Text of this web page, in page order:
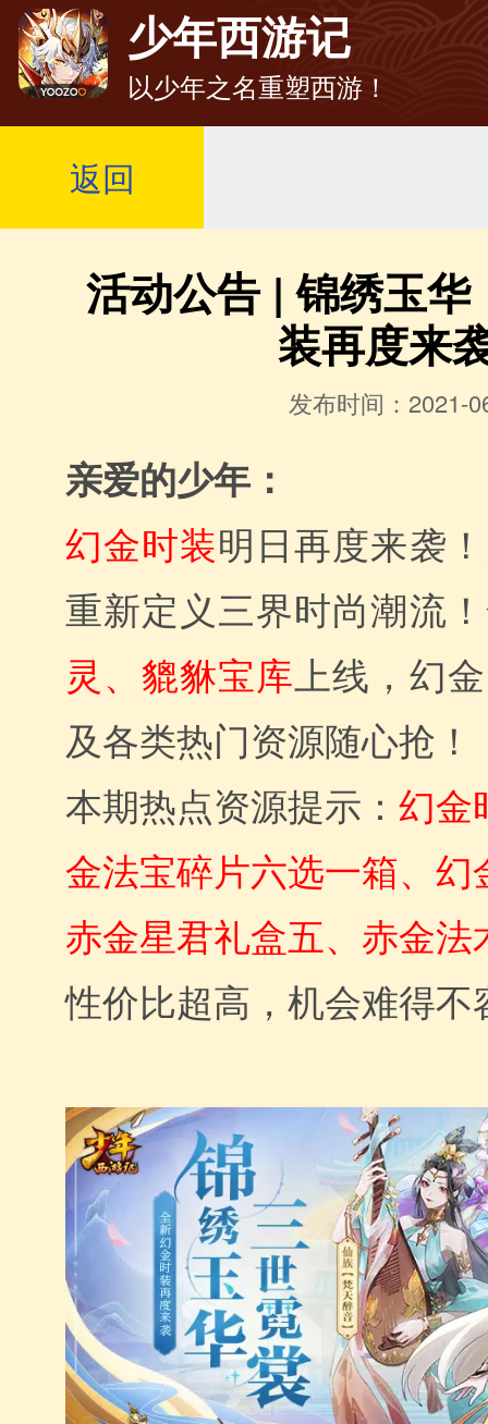
少年西游记
以少年之名重塑西游！
返回
活动公告 | 锦绣玉华
装再度来
发布时间：2021-
亲爱的少年：
幻金时装明日再度来袭
重新定义三界时尚潮流
灵、貔貅宝库 上线，幻
及各类热门资源随心抢！
本期热点资源提示： 幻金
金法宝碎片六选一箱、幻
赤金星君礼盒五、赤金法
性价比超高，机会难得不